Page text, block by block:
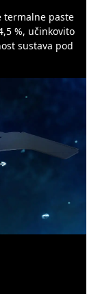
termalne paste
%, učinkovito
sustava pod